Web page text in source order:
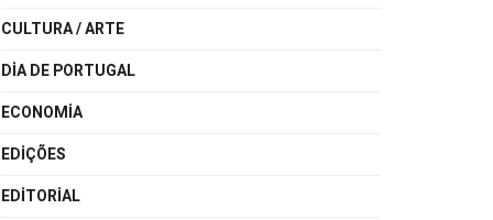
CULTURA / ARTE
DIA DE PORTUGAL
ECONOMIA
EDIÇÕES
EDITORIAL